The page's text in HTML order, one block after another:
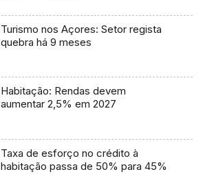
Turismo nos Açores: Setor regista
quebra há 9 meses
Habitação: Rendas devem
aumentar 2,5% em 2027
Taxa de esforço no crédito à
habitação passa de 50% para 45%